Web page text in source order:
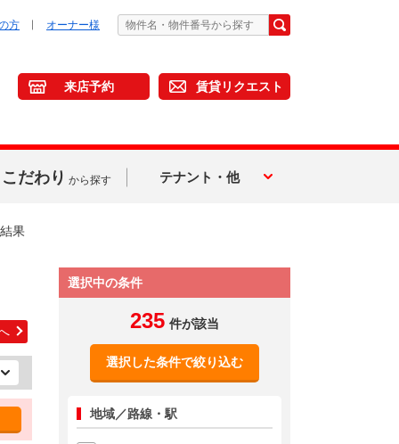
方 オーナー様
来店予約 賃貸リクエスト
こだわり から探す テナント・他
果
選択中の条件
235 件が該当
選択した条件で絞り込む
地域／路線・駅